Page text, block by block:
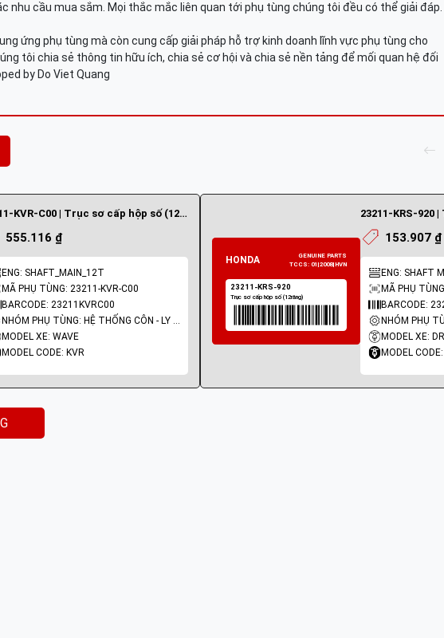
nhu cầu mua sắm. Mọi thắc mắc liên quan tới phụ tùng chúng tôi đều có thể giải đáp.
ứng phụ tùng mà còn cung cấp giải pháp hỗ trợ kinh doanh lĩnh vực phụ tùng cho
tôi chia sẻ thông tin hữu ích, chia sẻ cơ hội và chia sẻ nền tảng để mối quan hệ đối
by Do Viet Quang
23211-KVR-C00 | Trục sơ cấp hộp số (12 răng)
555.116 ₫
ENG: SHAFT_MAIN_12T
MÃ PHỤ TÙNG: 23211-KVR-C00
BARCODE: 23211KVRC00
NHÓM PHỤ TÙNG: HỆ THỐNG CÔN - LY HỢP - TRỤC SỐ - BÁNH RĂNG
MODEL XE: WAVE
MODEL CODE: KVR
153.907 ₫
ENG: SHAFT
MÃ PHỤ
BARCODE:
MODEL XE:
MODEL